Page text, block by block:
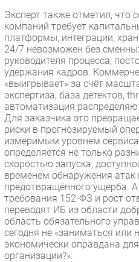
Эксперт также отметил, что
компаний требует
платформы, интеграции,
24/7 невозможен без
руководителя процесса,
удержания кадров.
«выигрывает» за счёт
экспертиза, база детектов,
автоматизация
Для заказчика это
риски в прогнозируемый
измеримым уровнем
определяется не только
скоростью запуска,
временем обнаружения
предотвращённого ущерба.
требования 152-ФЗ и рост
переводят ИБ из области
область обязательного
сегодня не «заниматься или
экономически оправдана
организации?».